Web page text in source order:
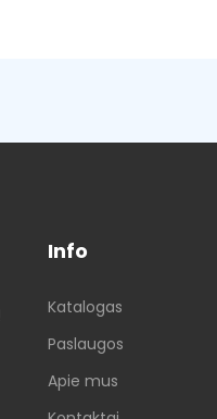
Info
Katalogas
Paslaugos
Apie mus